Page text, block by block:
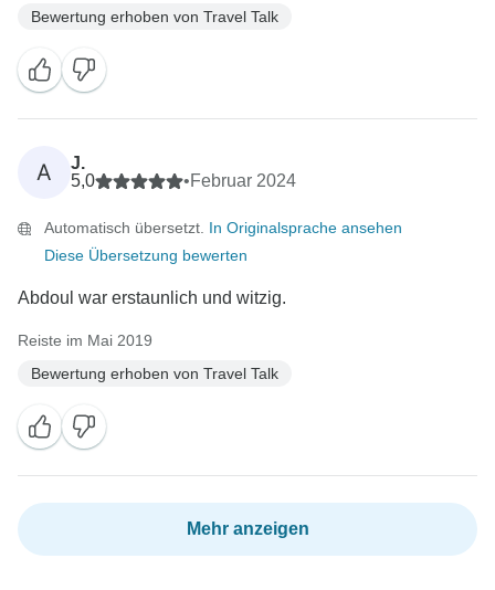
Bewertung erhoben von Travel Talk
A
J.
5,0
•Februar 2024
Automatisch übersetzt. In Originalsprache ansehen
Diese Übersetzung bewerten
Abdoul war erstaunlich und witzig.
Reiste im Mai 2019
Bewertung erhoben von Travel Talk
Mehr anzeigen